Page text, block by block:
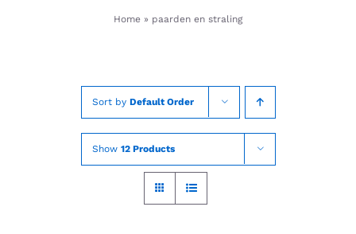
Home » paarden en straling
Sort by Default Order
Show 12 Products